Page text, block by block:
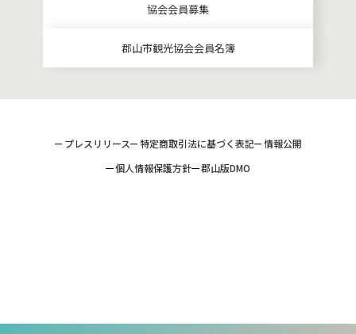
協会会員募集
郡山市観光協会会員名簿
プレスリリース 特定商取引法に基づく表記
情報公開
個人情報保護方針
郡山版DMO